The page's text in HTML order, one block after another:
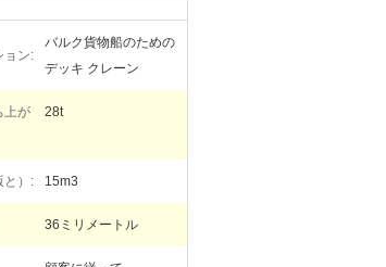
ョン:
バルク貨物船のための
デッキ クレーン
上が
28t
と）: 15m3
36ミリメートル